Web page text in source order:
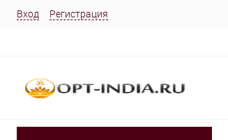
Вход Регистрация